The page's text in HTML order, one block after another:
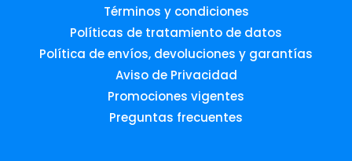
Términos y condiciones
Políticas de tratamiento de datos
Política de envíos, devoluciones y garantías
Aviso de Privacidad
Promociones vigentes
Preguntas frecuentes